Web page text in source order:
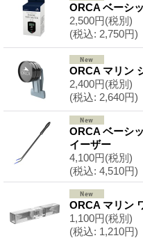
ORCA ベーシ
2,500円(税別)
(税込: 2,750円)
ORCA マリン
2,400円(税別)
(税込: 2,640円)
ORCA ベーシ
イーザー
4,100円(税別)
(税込: 4,510円)
ORCA マリン
1,100円(税別)
(税込: 1,210円)